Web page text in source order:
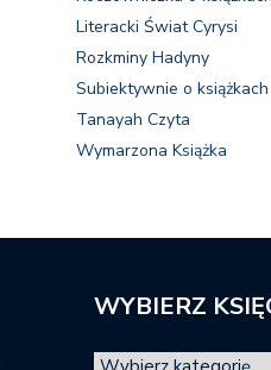
Literacki Świat Cyrysi
Rozkminy Hadyny
Subiektywnie o książkach
Tanayah Czyta
Wymarzona Książka
WYBIERZ